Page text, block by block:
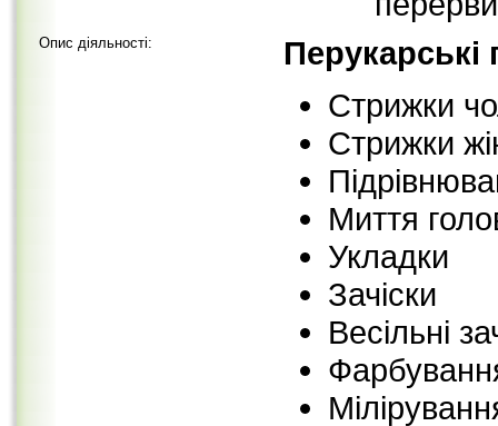
Опис діяльності:
Перукарські
Стрижки
Стрижки
Миття
Укладки
Зачіски
Весільні